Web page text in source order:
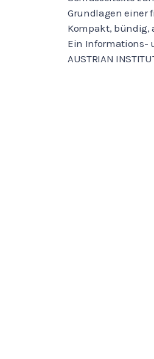
Grundlagen einer
Kompakt, bündig,
Ein Informations-
AUSTRIAN